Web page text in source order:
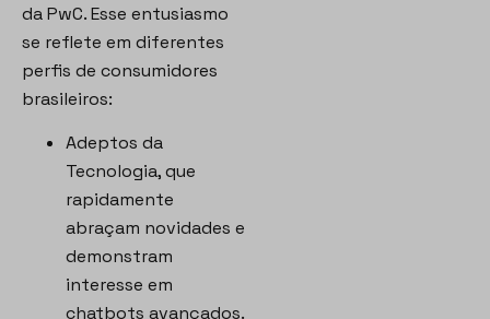
da PwC. Esse entusiasmo
se reflete em diferentes
perfis de consumidores
brasileiros:
Adeptos da
Tecnologia, que
rapidamente
abraçam novidades e
demonstram
interesse em
chatbots avançados.